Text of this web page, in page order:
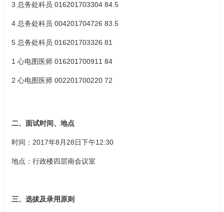
3 总务处科员 016201703304 84.5
4 总务处科员 004201704726 83.5
5 总务处科员 016201703326 81
1 心电图医师 016201700911 84
2 心电图医师 002201700220 72
二、面试时间、地点
时间：2017年8月28日下午12:30
地点：行政楼四层南会议室
三、选拔及录用原则